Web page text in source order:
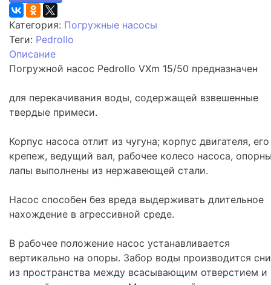
Категория: Погружные насосы
Теги: Pedrollo
Описание
Погружной насос Pedrollo VXm 15/50 предназначен
для перекачивания воды, содержащей взвешенные
твердые примеси.
Корпус насоса отлит из чугуна; корпус двигателя, его
крепеж, ведущий вал, рабочее колесо насоса,
лапы выполнены из нержавеющей стали.
Насос способен без вреда выдерживать длительное
нахождение в агрессивной среде.
В рабочее положение насос устанавливается
вертикально на опоры. Забор воды производится
из пространства между всасывающим отверстием и